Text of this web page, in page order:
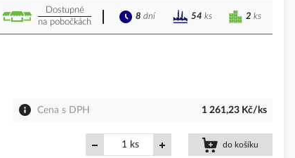
Dostupné
na pobočkách
2 ks
8 dní 54 ks
Cena s DPH 1 261,23 Kč/ks
ks do košíku